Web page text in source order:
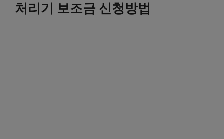
처리기 보조금 신청방법